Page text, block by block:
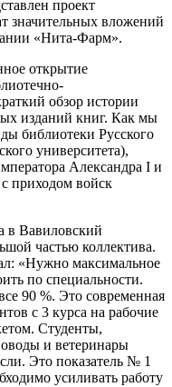
проект
значительных вложений
«Нита-Фарм».
открытие
обзор истории
изданий книг. Как мы
библиотеки Русского
университета),
Александра I и
приходом войск
в Вавиловский
частью коллектива.
«Нужно максимальное
по специальности.
90 %. Это современная
с 3 курса на рабочие
Студенты,
и ветеринары
Это показатель № 1
усиливать работу